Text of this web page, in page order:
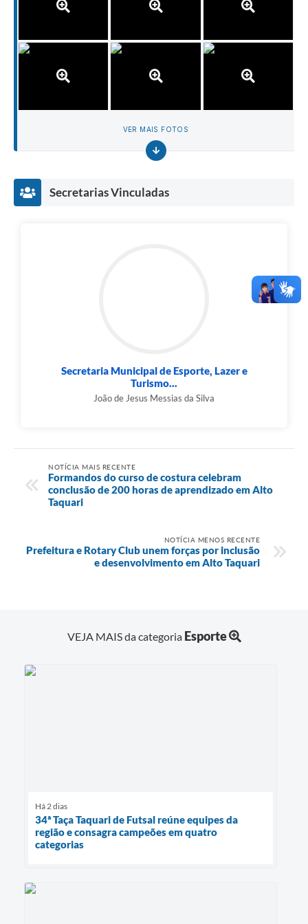
VER MAIS FOTOS
Secretarias Vinculadas
Secretaria Municipal de Esporte, Lazer e
Turismo...
João de Jesus Messias da Silva
NOTÍCIA MAIS RECENTE
Formandos do curso de costura celebram
conclusão de 200 horas de aprendizado em Alto
Taquari
NOTÍCIA MENOS RECENTE
Prefeitura e Rotary Club unem forças por inclusão
e desenvolvimento em Alto Taquari
VEJA MAIS da categoria Esporte
Há 2 dias
34ª Taça Taquari de Futsal reúne equipes da
região e consagra campeões em quatro
categorias